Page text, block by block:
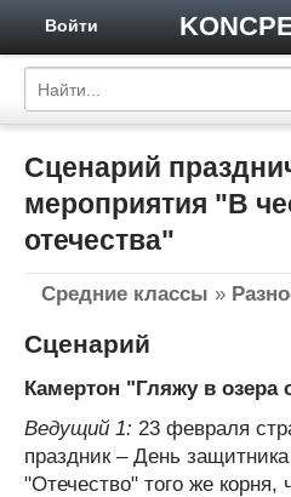
Войти
Сценарий
мероприятия "В
отечества"
Средние классы »
Сценарий
Камертон "Гляжу в озера
Ведущий 1: 23 февраля
праздник – День
"Отечество" того же корня,